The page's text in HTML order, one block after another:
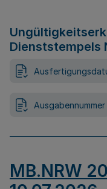
Dienststempels
Ausgabennummer
MB.NRW